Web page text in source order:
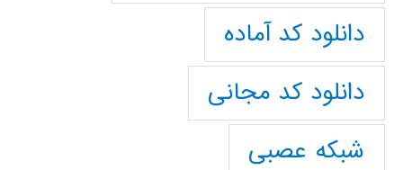
دانلود کد آماده
دانلود کد مجانی
شبکه عصبی